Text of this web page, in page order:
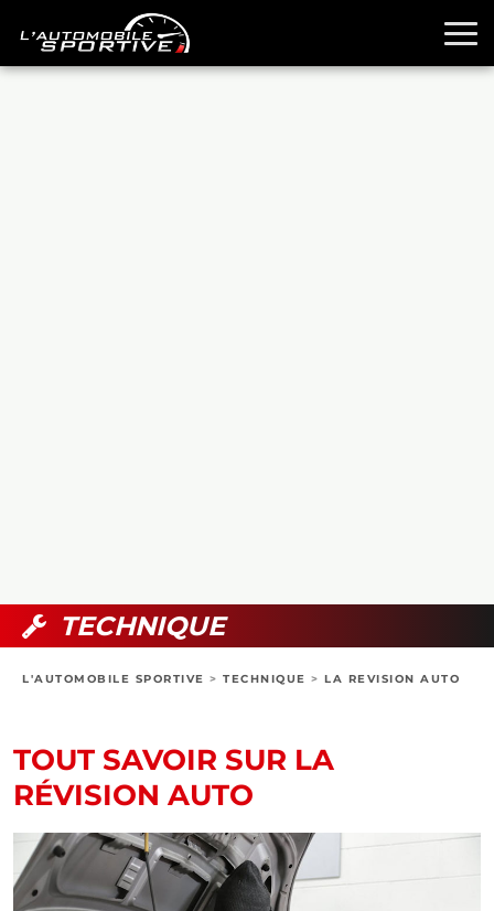
BOUTIQUE
TECHNIQUE
L'AUTOMOBILE SPORTIVE > TECHNIQUE > LA REVISION AUTO
TOUT SAVOIR SUR LA
RÉVISION AUTO